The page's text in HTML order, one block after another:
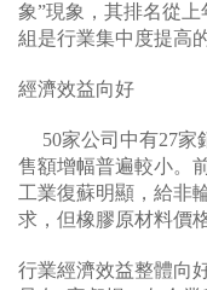
象”現象，其排名從
組是行業集中度提高
經濟效益向好
50家公司中有27家
售額增幅普遍較小。
工業復蘇明顯，給非
求，但橡膠原材料價
行業經濟效益整體向